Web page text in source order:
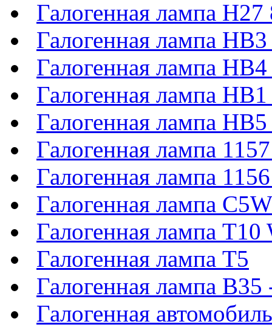
Галогенная лампа H27
Галогенная лампа
Галогенная лампа
Галогенная лампа
Галогенная лампа
Галогенная лампа
Галогенная лампа
Галогенная лампа
Галогенная лампа T10
Галогенная лампа T5
Галогенная лампа
Галогенная